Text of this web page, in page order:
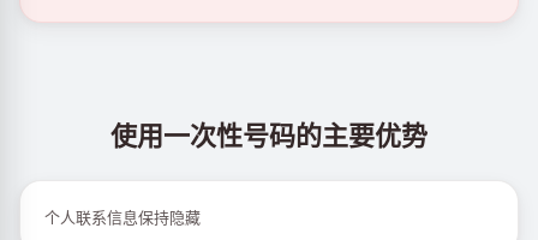
使用一次性号码的主要优势
个人联系信息保持隐藏